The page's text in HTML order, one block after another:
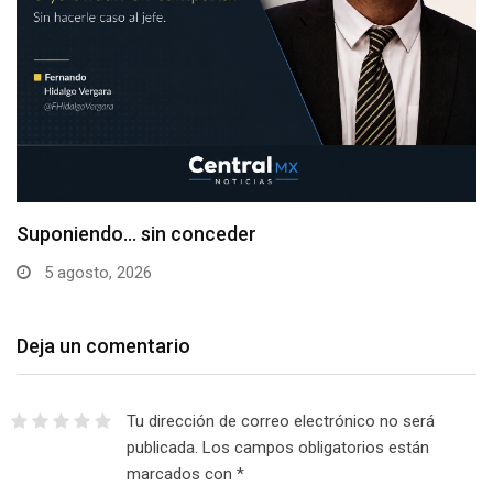
Suponiendo… sin conceder
5 agosto, 2026
Deja un comentario
Tu dirección de correo electrónico no será
publicada. Los campos obligatorios están
marcados con *